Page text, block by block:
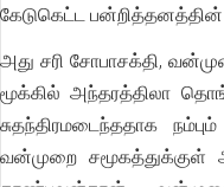
கேடுகெட்ட
அது சரி சோபாசக்தி,
மூக்கில் அந்தரத்திலா
சுதந்திரமடைந்ததாக
வன்முறை சமூகத்துக்குள்